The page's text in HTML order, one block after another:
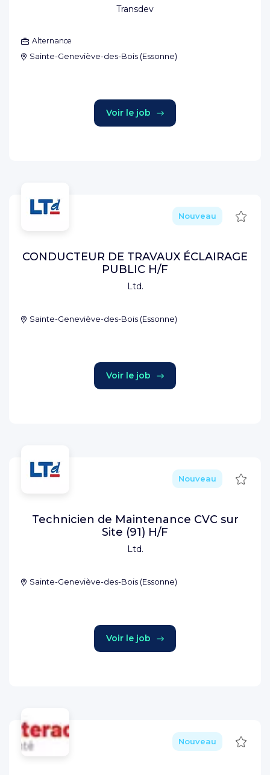
Transdev
Alternance
Sainte-Geneviève-des-Bois (Essonne)
Voir le job
Ltd.
Nouveau
CONDUCTEUR DE TRAVAUX ÉCLAIRAGE
PUBLIC H/F
Sainte-Geneviève-des-Bois (Essonne)
Voir le job
Ltd.
Nouveau
Technicien de Maintenance CVC sur
Site (91) H/F
Sainte-Geneviève-des-Bois (Essonne)
Voir le job
Nouveau